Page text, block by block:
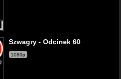
Szwagry - Odcinek 60
1080p